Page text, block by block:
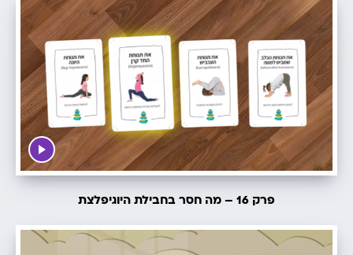
פרק 16 – מה חסר בחבילת היוגיפלצת